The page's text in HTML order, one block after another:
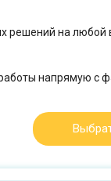
решений на любой
напрямую с